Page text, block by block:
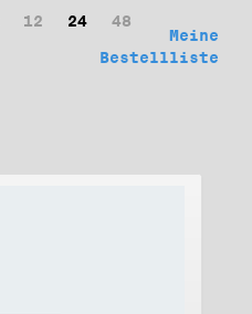
12 24
48
Meine
Bestellliste